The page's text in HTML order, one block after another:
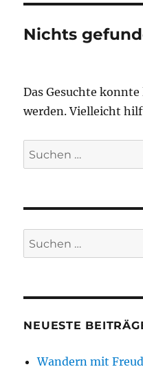
Nichts
Das Gesuchte
werden. Vielleicht
Suchen
nach:
Suchen
nach:
NEUESTE
Wandern mit